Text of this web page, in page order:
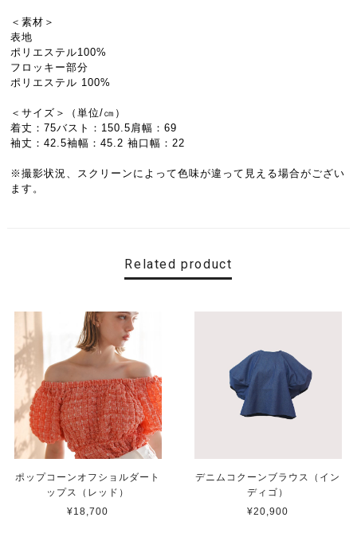
＜素材＞
表地
ポリエステル100%
フロッキー部分
ポリエステル 100%
＜サイズ＞（単位/㎝）
着丈：75バスト：150.5肩幅：69
袖丈：42.5袖幅：45.2 袖口幅：22
※撮影状況、スクリーンによって色味が違って見える場合がござい
ます。
Related product
ポップコーンオフショルダート
ップス（レッド）
¥18,700
デニムコクーンブラウス（イン
ディゴ）
¥20,900